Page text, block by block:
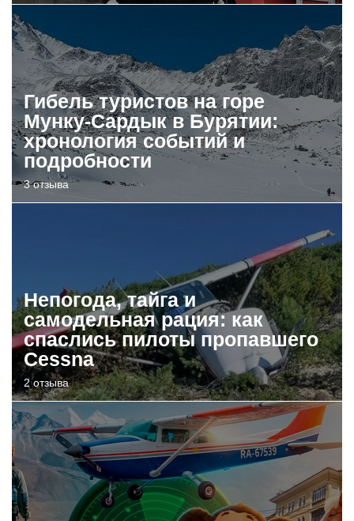
Гибель туристов на горе
Мунку-Сардык в Бурятии:
хронология событий и
подробности
3 отзыва
Непогода, тайга и
самодельная рация: как
спаслись пилоты пропавшего
Cessna
2 отзыва